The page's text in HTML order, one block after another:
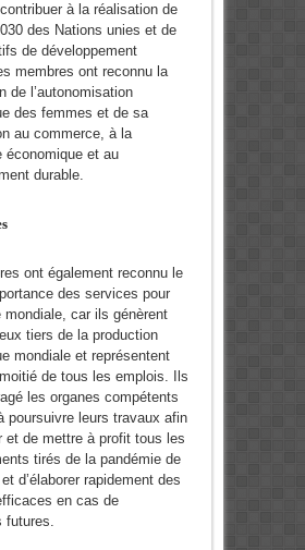
à la réalisation de
des Nations unies et de
de développement
membres ont reconnu la
de l’autonomisation
des femmes et de sa
au commerce, à la
économique et au
durable.
ont également reconnu le
des services pour
mondiale, car ils génèrent
tiers de la production
mondiale et représentent
de tous les emplois. Ils
les organes compétents
poursuivre leurs travaux afin
et de mettre à profit tous les
tirés de la pandémie de
d’élaborer rapidement des
en cas de
futures.